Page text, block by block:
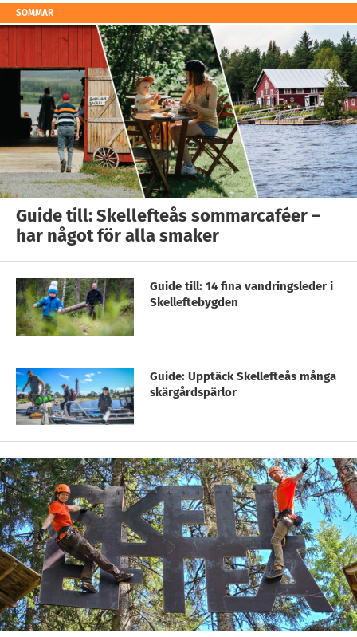
SOMMAR
Guide till: Skellefteås sommarcaféer –
har något för alla smaker
Guide till: 14 fina vandringsleder i
Skelleftebygden
Guide: Upptäck Skellefteås många
skärgårdspärlor